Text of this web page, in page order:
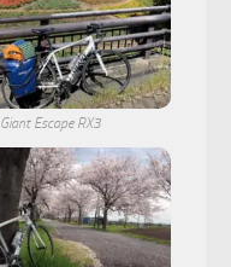
Giant Escape RX3